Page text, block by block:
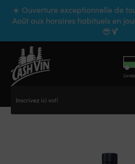
☀️ Ouverture exceptionnelle de
Août aux horaires habituels en
😎🍹
Inscrivez ici votre
Panneau de gestion des cookies